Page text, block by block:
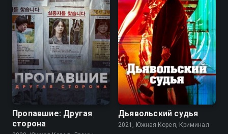
8.3 8.0
Пропавшие: Другая
сторона
8.4 8.2
Дьявольский судья
2021, Южная Корея, Криминал